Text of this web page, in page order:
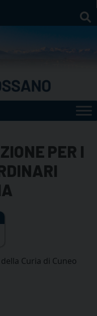
PER I
Curia di Cuneo